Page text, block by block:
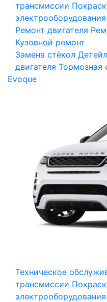
трансмиссии
электрооборудования
Ремонт двигателя
Кузовной ремонт
Замена стёкол
двигателя Тормозная
Evoque
Техническое
трансмиссии
электрооборудования